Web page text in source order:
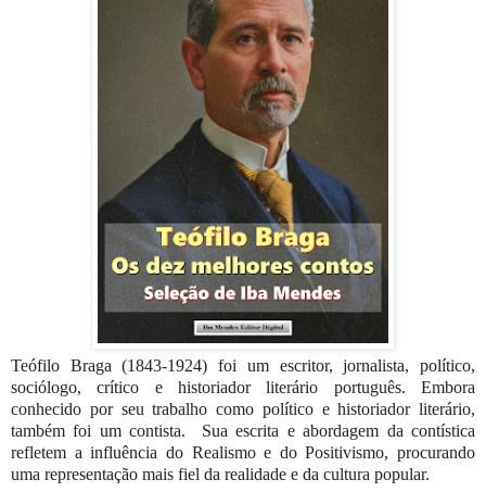
Teófilo Braga (1843-1924) foi um escritor, jornalista, político,
sociólogo, crítico e historiador literário português. Embora
conhecido por seu trabalho como político e historiador literário,
também foi um contista. Sua escrita e abordagem da contística
refletem a influência do Realismo e do Positivismo, procurando
uma representação mais fiel da realidade e da cultura popular.